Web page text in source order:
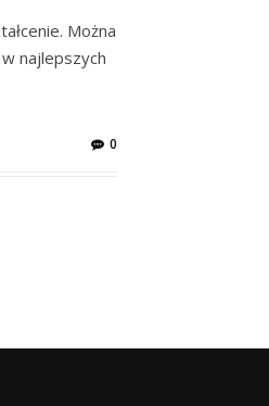
Można
najlepszych
0